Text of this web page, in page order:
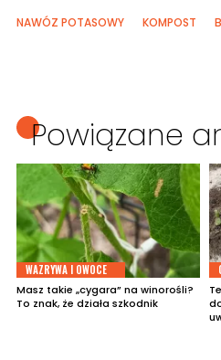
NAWÓZ POTASOWY
KOMPOST
Powiązane
WAZRYWA I OWOCE
Masz takie „cygara” na winorośli?
To znak, że działa szkodnik